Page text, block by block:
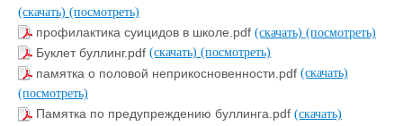
(скачать) (посмотреть)
профилактика суицидов в школе.pdf (скачать) (посмотреть)
Буклет буллинг.pdf (скачать) (посмотреть)
памятка о половой неприкосновенности.pdf (скачать)
(посмотреть)
Памятка по предупреждению буллинга.pdf (скачать)